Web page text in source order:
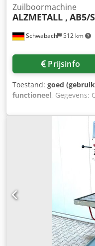
Schwabach 512 km
Zuilboormachine
ALZMETALL , AB5/S
Prijsinfo
Toestand: goed
functioneel, Gegevens:
Gereedschapshouder
mm--- Traploos
omw/min--- 5
mm/omw.